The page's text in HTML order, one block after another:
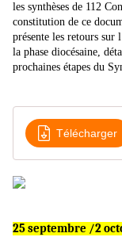
les synthèses de 112
constitution de ce
présente les retours sur
la phase diocésaine,
prochaines étapes du
Télécharger
25 septembre /2